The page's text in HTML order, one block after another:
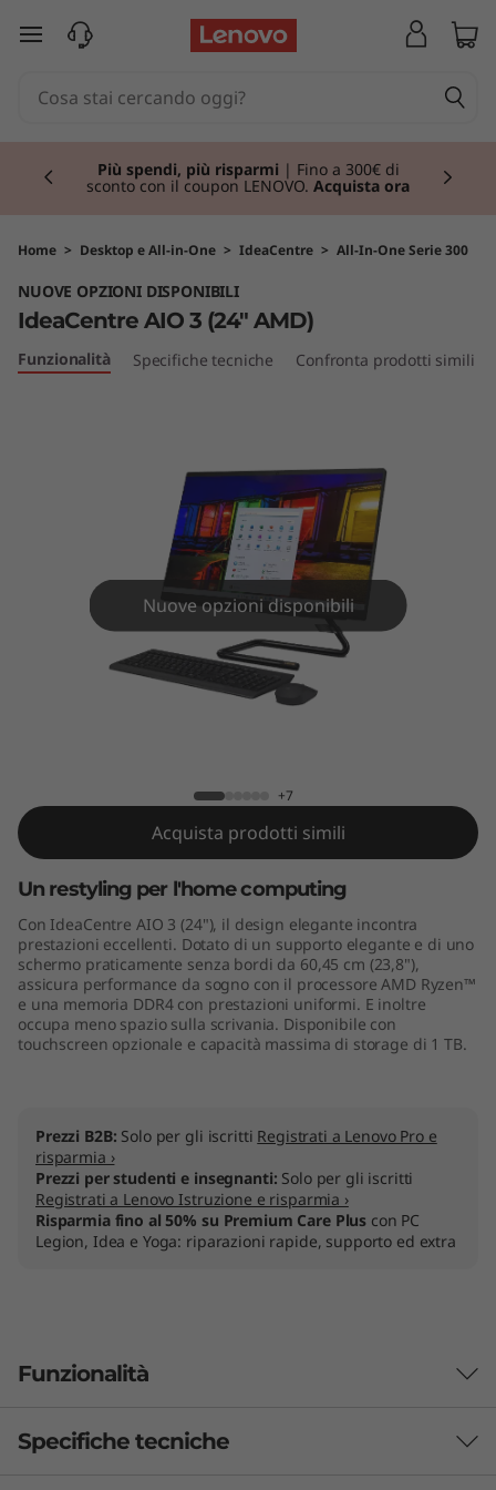
e
n
A
M
D
passa a contenuto principale
Più spendi, più risparmi | Fino a 300€ di
sconto con il coupon LENOVO. Acquista ora
Home > Desktop e All-in-One > IdeaCentre > All-In-One Serie 300
NUOVE OPZIONI DISPONIBILI
IdeaCentre AIO 3 (24" AMD)
Funzionalità Specifiche tecniche Confronta prodotti simili
Nuove opzioni disponibili
+7
Acquista prodotti simili
Un restyling per l'home computing
Con IdeaCentre AIO 3 (24"), il design elegante incontra
prestazioni eccellenti. Dotato di un supporto elegante e di uno
schermo praticamente senza bordi da 60,45 cm (23,8"),
assicura performance da sogno con il processore AMD Ryzen™
e una memoria DDR4 con prestazioni uniformi. E inoltre
occupa meno spazio sulla scrivania. Disponibile con
touchscreen opzionale e capacità massima di storage di 1 TB.
Prezzi B2B: Solo per gli iscritti Registrati a Lenovo Pro e
risparmia ›
Prezzi per studenti e insegnanti: Solo per gli iscritti
Registrati a Lenovo Istruzione e risparmia ›
Risparmia fino al 50% su Premium Care Plus con PC
Legion, Idea e Yoga: riparazioni rapide, supporto ed extra
Funzionalità
Design elegante ed essenziale
Specifiche tecniche